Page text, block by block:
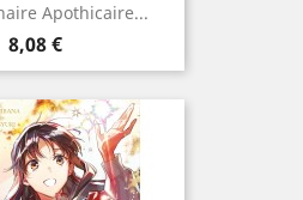
Apothicaire...
Prix
8,08 €